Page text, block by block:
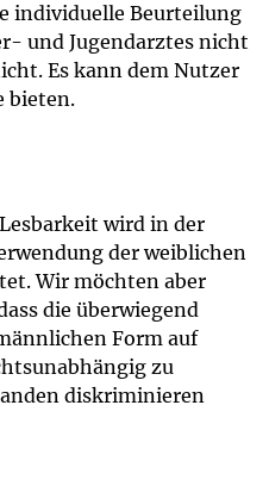
individuelle Beurteilung
und Jugendarztes nicht
Es kann dem Nutzer
bieten.
wird in der
der weiblichen
Wir möchten aber
die überwiegend
Form auf
zu
diskriminieren